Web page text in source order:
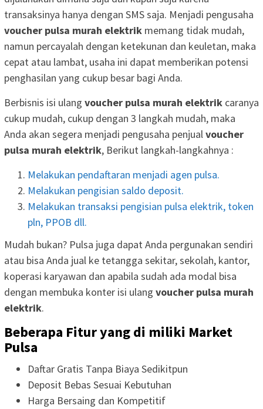
transaksinya hanya dengan SMS saja. Menjadi pengusaha
voucher pulsa murah elektrik memang tidak mudah,
namun percayalah dengan ketekunan dan keuletan, maka
cepat atau lambat, usaha ini dapat memberikan potensi
penghasilan yang cukup besar bagi Anda.
Berbisnis isi ulang voucher pulsa murah elektrik caranya
cukup mudah, cukup dengan 3 langkah mudah, maka
Anda akan segera menjadi pengusaha penjualvoucher
pulsa murah elektrik, Berikut langkah-langkahnya :
Melakukan pendaftaran menjadi agen pulsa.
Melakukan pengisian saldo deposit.
Melakukan transaksi pengisian pulsa elektrik, token
pln, PPOB dll.
Mudah bukan? Pulsa juga dapat Anda pergunakan sendiri
atau bisa Anda jual ke tetangga sekitar, sekolah, kantor,
koperasi karyawan dan apabila sudah ada modal bisa
dengan membuka konter isi ulang voucher pulsa murah
elektrik.
Beberapa Fitur yang di miliki Market
Pulsa
Daftar Gratis Tanpa Biaya Sedikitpun
Deposit Bebas Sesuai Kebutuhan
Harga Bersaing dan Kompetitif